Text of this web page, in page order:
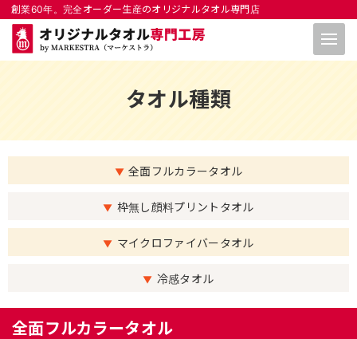
創業60年。完全オーダー⽣産のオリジナルタオル専⾨店
タオル種類
全面フルカラータオル
枠無し顔料プリントタオル
マイクロファイバータオル
冷感タオル
全面フルカラータオル